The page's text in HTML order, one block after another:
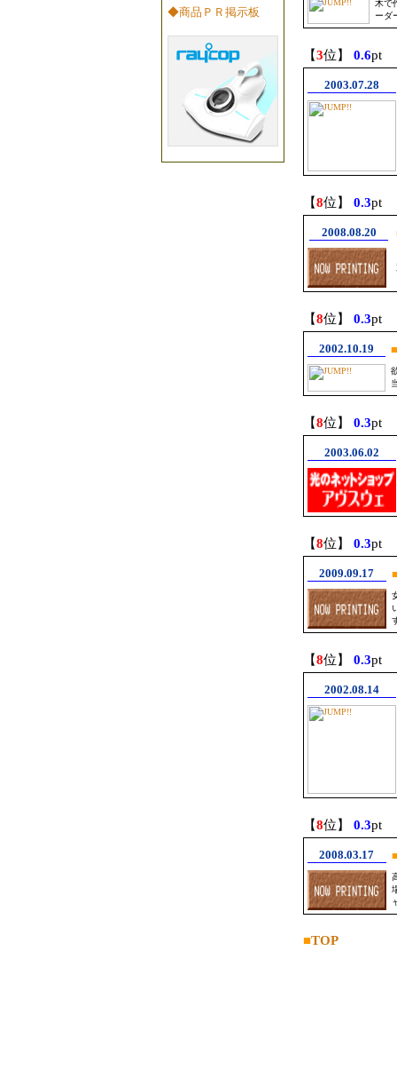
◆商品ＰＲ掲示板
木で
ーダ
【3位】 0.6pt
2003.07.28
【8位】 0.3pt
2008.08.20
【8位】 0.3pt
2002.10.19 ■
【8位】 0.3pt
2003.06.02
【8位】 0.3pt
2009.09.17
【8位】 0.3pt
2002.08.14
【8位】 0.3pt
2008.03.17
■TOP